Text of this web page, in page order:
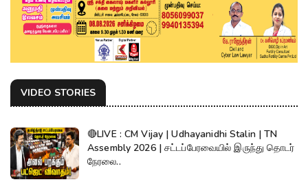
VIDEO STORIES
🔴LIVE : CM Vijay | Udhayanidhi Stalin | TN
Assembly 2026 | சட்டப்பேரவையில் இருந்து தொடர்
நேரலை..